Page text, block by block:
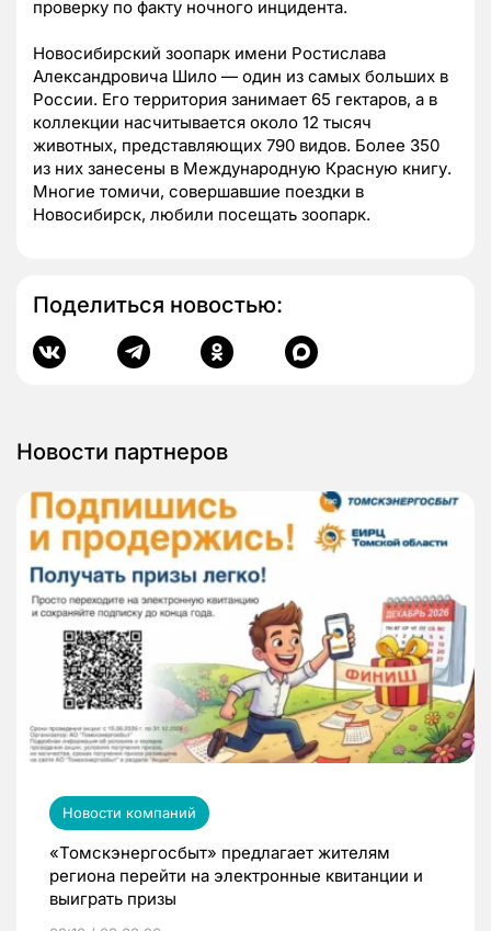
проверку по факту ночного инцидента.
Новосибирский зоопарк имени Ростислава
Александровича Шило — один из самых больших в
России. Его территория занимает 65 гектаров, а в
коллекции насчитывается около 12 тысяч
животных, представляющих 790 видов. Более 350
из них занесены в Международную Красную книгу.
Многие томичи, совершавшие поездки в
Новосибирск, любили посещать зоопарк.
Поделиться новостью:
Новости партнеров
Новости компаний
«Томскэнергосбыт» предлагает жителям
региона перейти на электронные квитанции и
выиграть призы